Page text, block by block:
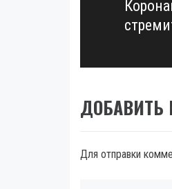
Next
post:
ДОБАВИТЬ
Для отправки